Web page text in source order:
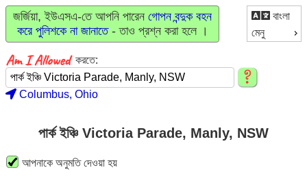
বাংলা
মেনু
জর্জিয়া, ইউএসএ-তে আপনি পারেন গোপন বন্দুক বহন
করে পুলিশকে না জানাতে- তাও প্রশ্ন করা হলে ।
করতে:
Columbus, Ohio
পার্ক ইঞ্চি Victoria Parade, Manly, NSW
আপনাকে অনুমতি দেওয়া হয়